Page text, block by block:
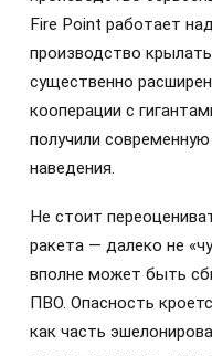
Fire Point работает
производство
существенно
кооперации с
получили
наведения.
Не стоит
ракета — далеко не
вполне может быть
ПВО. Опасность
как часть